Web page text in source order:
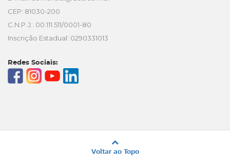
CEP: 81030-200
C.N.P.J.: 00.111.511/0001-80
Inscrição Estadual: 0290331013
Redes Sociais:
Voltar ao Topo